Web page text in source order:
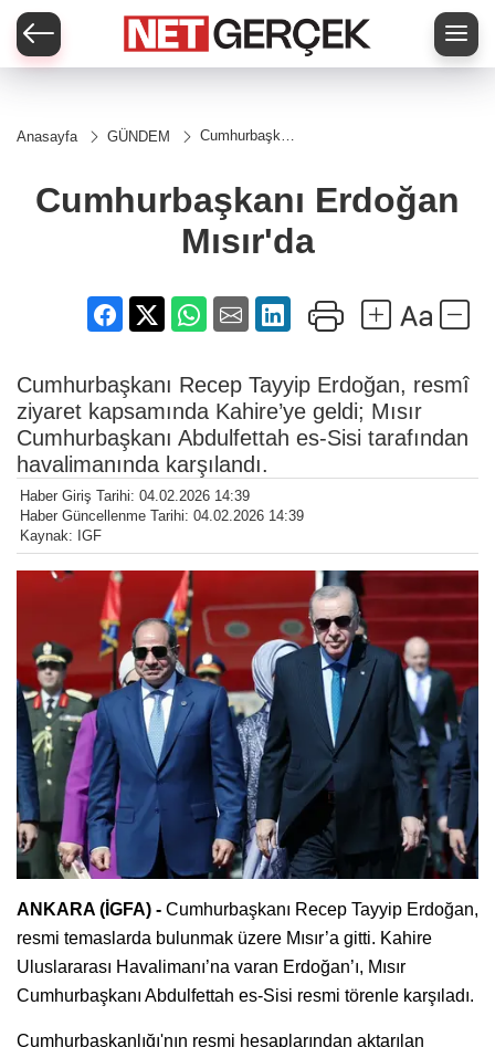
Anasayfa GÜNDEM
Cumhurbaşkanı
Cumhurbaşkanı Erdoğan
Mısır'da
Cumhurbaşkanı Recep Tayyip Erdoğan, resmî
ziyaret kapsamında Kahire’ye geldi; Mısır
Cumhurbaşkanı Abdulfettah es-Sisi tarafından
havalimanında karşılandı.
Haber Giriş Tarihi: 04.02.2026 14:39
Haber Güncellenme Tarihi: 04.02.2026 14:39
Kaynak: IGF
ANKARA (İGFA) - Cumhurbaşkanı Recep Tayyip Erdoğan,
resmi temaslarda bulunmak üzere Mısır’a gitti. Kahire
Uluslararası Havalimanı’na varan Erdoğan’ı, Mısır
Cumhurbaşkanı Abdulfettah es-Sisi resmi törenle karşıladı.
Cumhurbaşkanlığı'nın resmi hesaplarından aktarılan